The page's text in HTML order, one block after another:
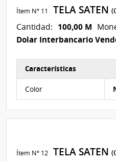
Ítem Nº 11 TELA SATEN
Cantidad: 100,00 M
Dolar Interbancario
Características
Color
Ítem Nº 12 TELA SATEN